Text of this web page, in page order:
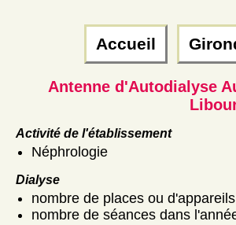
Accueil
Antenne d'Autodialyse
Activité de l'établissement
Néphrologie
Dialyse
nombre de places ou
nombre de séances dans